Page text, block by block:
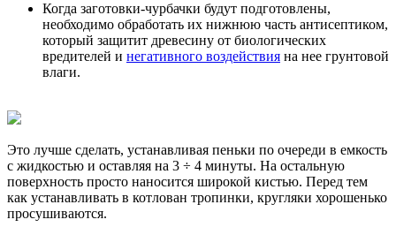
Когда заготовки-чурбачки будут подготовлены,
необходимо обработать их нижнюю часть антисептиком,
который защитит древесину от биологических
вредителей и негативного воздействия на нее грунтовой
влаги.
Это лучше сделать, устанавливая пеньки по очереди в емкость
с жидкостью и оставляя на 3 ÷ 4 минуты. На остальную
поверхность просто наносится широкой кистью. Перед тем
как устанавливать в котлован тропинки, кругляки хорошенько
просушиваются.